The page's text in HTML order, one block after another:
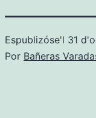
Espublizóse'l 31
Por Bañeras